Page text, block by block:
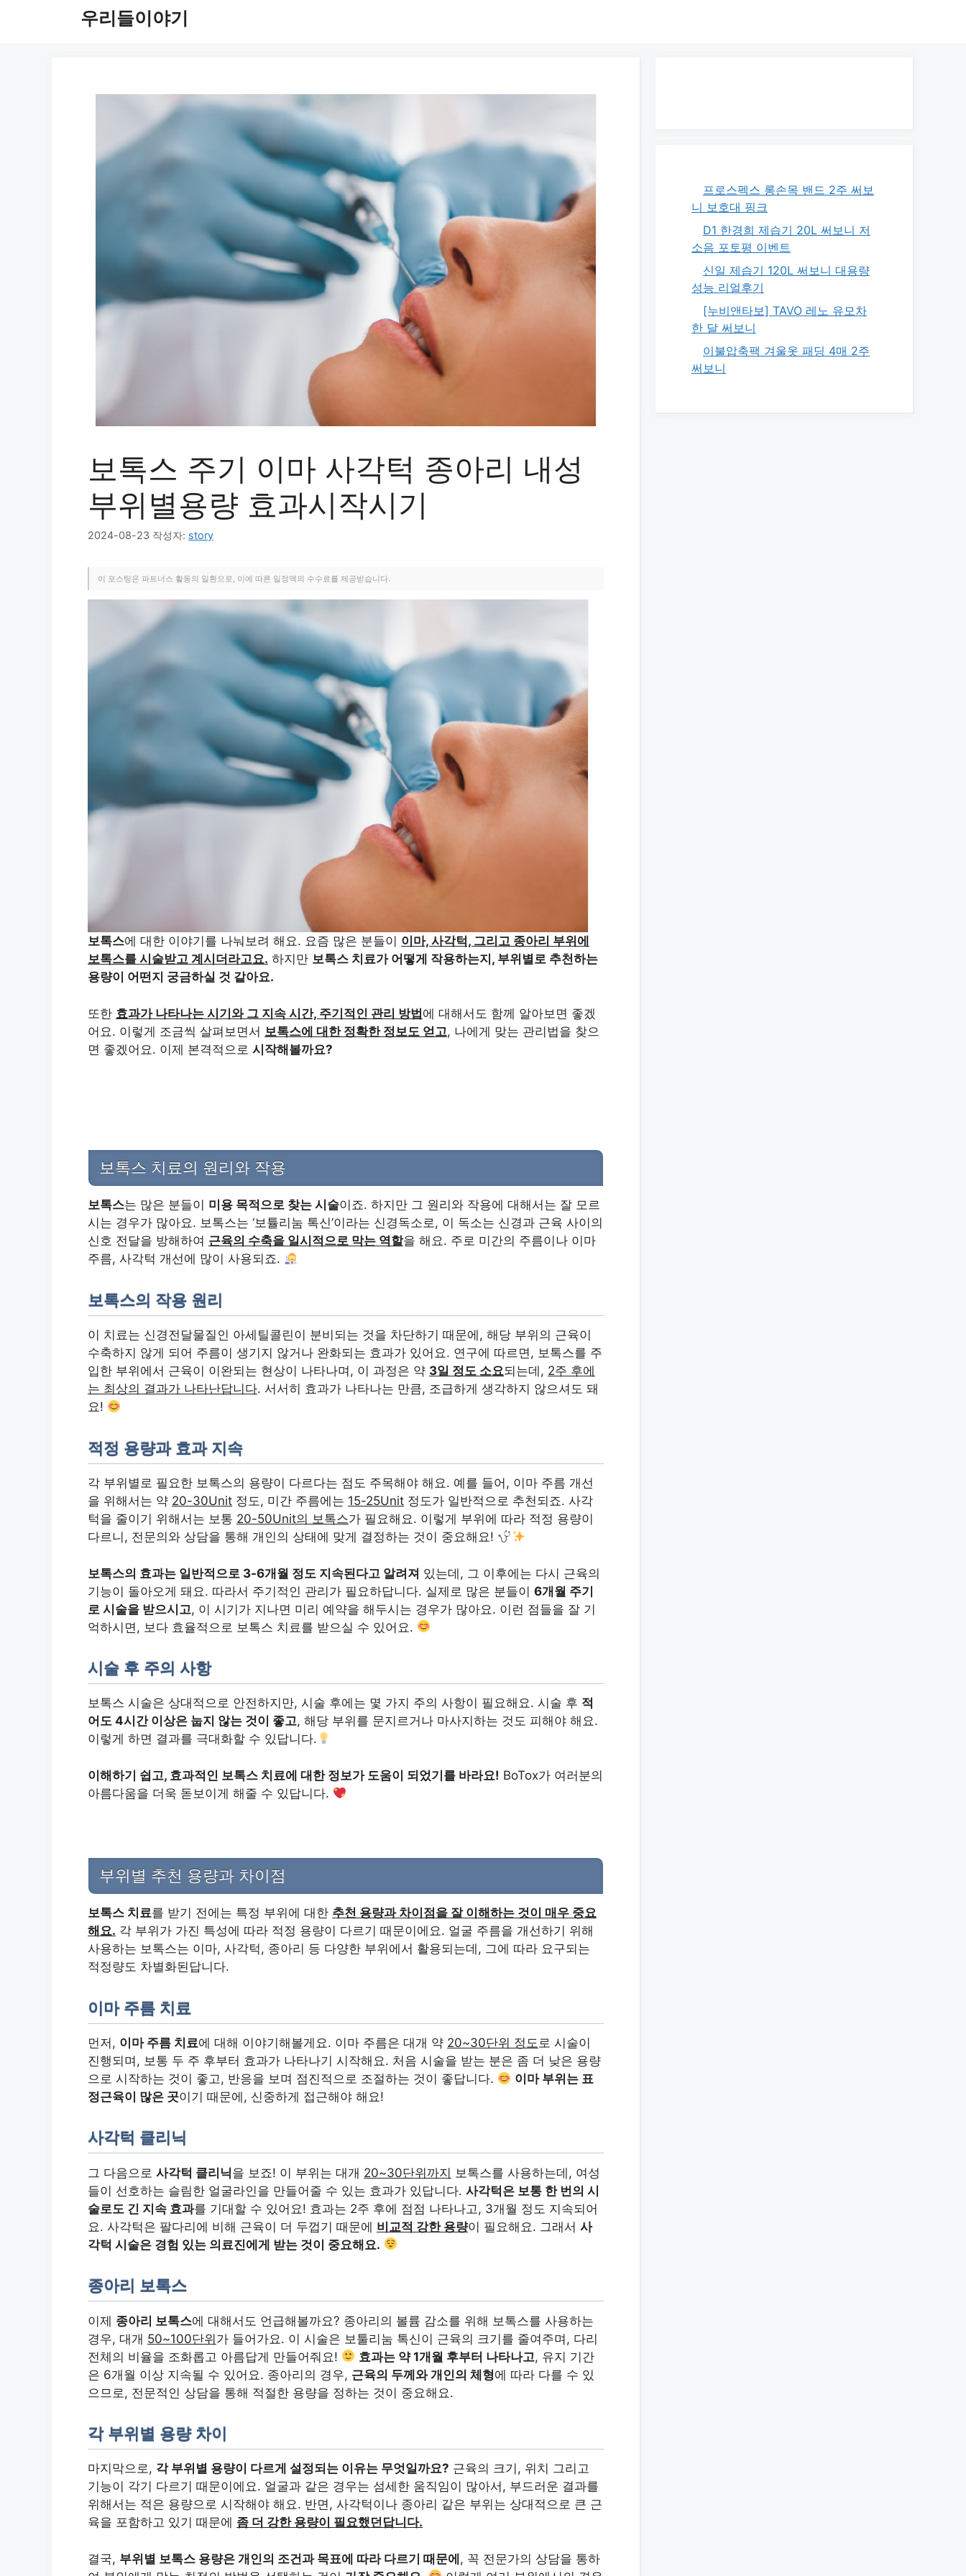
우리들이야기
보톡스 주기 이마 사각턱 종아리 내성
부위별용량 효과시작시기
2024-08-23 작성자: story
이 포스팅은 파트너스 활동의 일환으로, 이에 따른 일정액의 수수료를 제공받습니다.
보톡스에 대한 이야기를 나눠보려 해요. 요즘 많은 분들이 이마, 사각턱, 그리고 종아리 부위에
보톡스를 시술받고 계시더라고요. 하지만 보톡스 치료가 어떻게 작용하는지, 부위별로 추천하는
용량이 어떤지 궁금하실 것 같아요.
또한 효과가 나타나는 시기와 그 지속 시간, 주기적인 관리 방법에 대해서도 함께 알아보면 좋겠
어요. 이렇게 조금씩 살펴보면서 보톡스에 대한 정확한 정보도 얻고, 나에게 맞는 관리법을 찾으
면 좋겠어요. 이제 본격적으로 시작해볼까요?
보톡스 치료의 원리와 작용
보톡스는 많은 분들이 미용 목적으로 찾는 시술이죠. 하지만 그 원리와 작용에 대해서는 잘 모르
시는 경우가 많아요. 보톡스는 ‘보튤리눔 톡신’이라는 신경독소로, 이 독소는 신경과 근육 사이의
신호 전달을 방해하여 근육의 수축을 일시적으로 막는 역할을 해요. 주로 미간의 주름이나 이마
주름, 사각턱 개선에 많이 사용되죠.
보톡스의 작용 원리
이 치료는 신경전달물질인 아세틸콜린이 분비되는 것을 차단하기 때문에, 해당 부위의 근육이
수축하지 않게 되어 주름이 생기지 않거나 완화되는 효과가 있어요. 연구에 따르면, 보톡스를 주
입한 부위에서 근육이 이완되는 현상이 나타나며, 이 과정은 약 3일 정도 소요되는데, 2주 후에
는 최상의 결과가 나타난답니다. 서서히 효과가 나타나는 만큼, 조급하게 생각하지 않으셔도 돼
요!
적정 용량과 효과 지속
각 부위별로 필요한 보톡스의 용량이 다르다는 점도 주목해야 해요. 예를 들어, 이마 주름 개선
을 위해서는 약 20-30Unit 정도, 미간 주름에는 15-25Unit 정도가 일반적으로 추천되죠. 사각
턱을 줄이기 위해서는 보통 20-50Unit의 보톡스가 필요해요. 이렇게 부위에 따라 적정 용량이
다르니, 전문의와 상담을 통해 개인의 상태에 맞게 결정하는 것이 중요해요!
보톡스의 효과는 일반적으로 3-6개월 정도 지속된다고 알려져 있는데, 그 이후에는 다시 근육의
기능이 돌아오게 돼요. 따라서 주기적인 관리가 필요하답니다. 실제로 많은 분들이 6개월 주기
로 시술을 받으시고, 이 시기가 지나면 미리 예약을 해두시는 경우가 많아요. 이런 점들을 잘 기
억하시면, 보다 효율적으로 보톡스 치료를 받으실 수 있어요.
시술 후 주의 사항
보톡스 시술은 상대적으로 안전하지만, 시술 후에는 몇 가지 주의 사항이 필요해요. 시술 후 적
어도 4시간 이상은 눕지 않는 것이 좋고, 해당 부위를 문지르거나 마사지하는 것도 피해야 해요.
이렇게 하면 결과를 극대화할 수 있답니다.
이해하기 쉽고, 효과적인 보톡스 치료에 대한 정보가 도움이 되었기를 바라요! BoTox가 여러분의
아름다움을 더욱 돋보이게 해줄 수 있답니다.
부위별 추천 용량과 차이점
보톡스 치료를 받기 전에는 특정 부위에 대한 추천 용량과 차이점을 잘 이해하는 것이 매우 중요
해요. 각 부위가 가진 특성에 따라 적정 용량이 다르기 때문이에요. 얼굴 주름을 개선하기 위해
사용하는 보톡스는 이마, 사각턱, 종아리 등 다양한 부위에서 활용되는데, 그에 따라 요구되는
적정량도 차별화된답니다.
이마 주름 치료
먼저, 이마 주름 치료에 대해 이야기해볼게요. 이마 주름은 대개 약 20~30단위 정도 로 시술이
진행되며, 보통 두 주 후부터 효과가 나타나기 시작해요. 처음 시술을 받는 분은 좀 더 낮은 용량
으로 시작하는 것이 좋고, 반응을 보며 점진적으로 조절하는 것이 좋답니다.
이마 부위는 표
정근육이 많은 곳이기 때문에, 신중하게 접근해야 해요!
사각턱 클리닉
그 다음으로 사각턱 클리닉을 보죠! 이 부위는 대개 20~30단위까지 보톡스를 사용하는데, 여성
들이 선호하는 슬림한 얼굴라인을 만들어줄 수 있는 효과가 있답니다. 사각턱은 보통 한 번의 시
술로도 긴 지속 효과를 기대할 수 있어요! 효과는 2주 후에 점점 나타나고, 3개월 정도 지속되어
요. 사각턱은 팔다리에 비해 근육이 더 두껍기 때문에 비교적 강한 용량이 필요해요. 그래서 사
각턱 시술은 경험 있는 의료진에게 받는 것이 중요해요.
종아리 보톡스
이제 종아리 보톡스에 대해서도 언급해볼까요? 종아리의 볼륨 감소를 위해 보톡스를 사용하는
경우, 대개 50~100단위가 들어가요. 이 시술은 보툴리눔 톡신이 근육의 크기를 줄여주며, 다리
전체의 비율을 조화롭고 아름답게 만들어줘요!
효과는 약 1개월 후부터 나타나고, 유지 기간
은 6개월 이상 지속될 수 있어요. 종아리의 경우, 근육의 두께와 개인의 체형에 따라 다를 수 있
으므로, 전문적인 상담을 통해 적절한 용량을 정하는 것이 중요해요.
각 부위별 용량 차이
마지막으로, 각 부위별 용량이 다르게 설정되는 이유는 무엇일까요? 근육의 크기, 위치 그리고
기능이 각기 다르기 때문이에요. 얼굴과 같은 경우는 섬세한 움직임이 많아서, 부드러운 결과를
위해서는 적은 용량으로 시작해야 해요. 반면, 사각턱이나 종아리 같은 부위는 상대적으로 큰 근
육을 포함하고 있기 때문에 좀 더 강한 용량이 필요했던답니다.
결국, 부위별 보톡스 용량은 개인의 조건과 목표에 따라 다르기 때문에, 꼭 전문가의 상담을 통하
프로스펙스 롱손목 밴드 2주 써보
니 보호대 핑크
D1 한경희 제습기 20L 써보니 저
소음 포토평 이벤트
신일 제습기 120L 써보니 대용량
성능 리얼후기
[누비앤타보] TAVO 레노 유모차
한 달 써보니
이불압축팩 겨울옷 패딩 4매 2주
써보니